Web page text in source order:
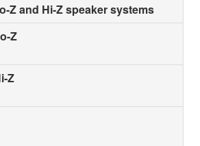
Z and Hi-Z speaker systems
Z
Z